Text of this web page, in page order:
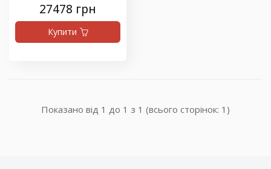
27478 грн
Купити
Показано від 1 до 1 з 1 (всього сторінок: 1)